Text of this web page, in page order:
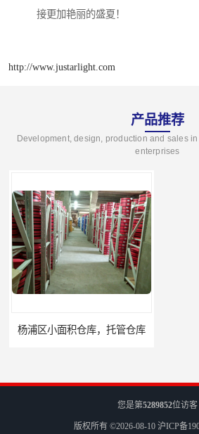
接更加艳丽的盛夏！
http://www.justarlight.com
产品推荐
Development, design, production and sales
enterprises
杨浦区小面积仓库，托管仓库
您是第5289852位访客
版权所有 ©2026-08-10 沪ICP备